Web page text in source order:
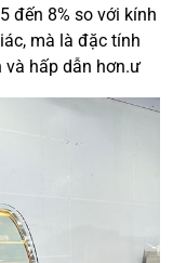
đến 8% so với kính
mà là đặc tính
hấp dẫn hơn.ư